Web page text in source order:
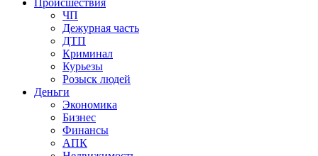
Происшествия
ЧП
Дежурная часть
ДТП
Криминал
Курьезы
Розыск людей
Деньги
Экономика
Бизнес
Финансы
АПК